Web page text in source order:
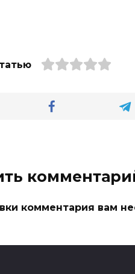
комментария вам